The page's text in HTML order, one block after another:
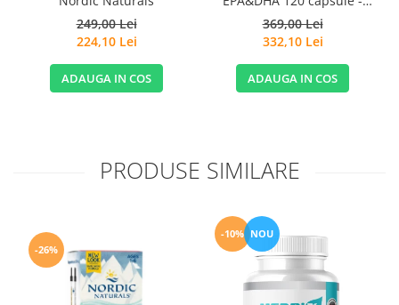
249,00 Lei
224,10 Lei
ADAUGA IN COS
Nordic Naturals
369,00 Lei
332,10 Lei
ADAUGA IN COS
PRODUSE SIMILARE
-26%
-10% NOU